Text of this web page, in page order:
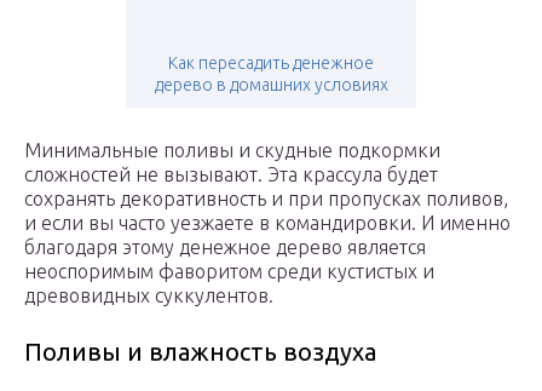
Как пересадить денежное
дерево в домашних условиях
Минимальные поливы и скудные подкормки
сложностей не вызывают. Эта крассула будет
сохранять декоративность и при пропусках поливов,
и если вы часто уезжаете в командировки. И именно
благодаря этому денежное дерево является
неоспоримым фаворитом среди кустистых и
древовидных суккулентов.
Поливы и влажность воздуха